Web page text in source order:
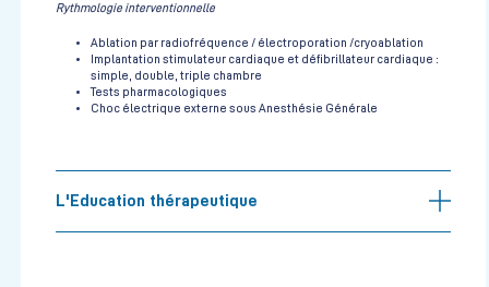
Rythmologie interventionnelle
Ablation par radiofréquence / électroporation /cryoablation
Implantation stimulateur cardiaque et défibrillateur cardiaque :
simple, double, triple chambre
Tests pharmacologiques
Choc électrique externe sous Anesthésie Générale
L'Education thérapeutique